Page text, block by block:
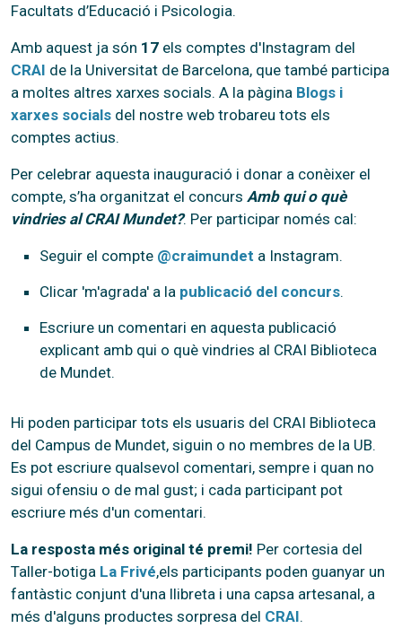
Facultats d’Educació i Psicologia.
Amb aquest ja són 17 els comptes d'Instagram del
CRAI de la Universitat de Barcelona, que també participa
a moltes altres xarxes socials. A la pàgina Blogs i
xarxes socials del nostre web trobareu tots els
comptes actius.
Per celebrar aquesta inauguració i donar a conèixer el
compte, s’ha organitzat el concurs Amb qui o què
vindries al CRAI Mundet?. Per participar només cal:
Seguir el compte @craimundet a Instagram.
Clicar 'm'agrada' a la publicació del concurs.
Escriure un comentari en aquesta publicació
explicant amb qui o què vindries al CRAI Biblioteca
de Mundet.
Hi poden participar tots els usuaris del CRAI Biblioteca
del Campus de Mundet, siguin o no membres de la UB.
Es pot escriure qualsevol comentari, sempre i quan no
sigui ofensiu o de mal gust; i cada participant pot
escriure més d'un comentari.
La resposta més original té premi! Per cortesia del
Taller-botiga La Frivé,els participants poden guanyar un
fantàstic conjunt d'una llibreta i una capsa artesanal, a
més d'alguns productes sorpresa del CRAI.